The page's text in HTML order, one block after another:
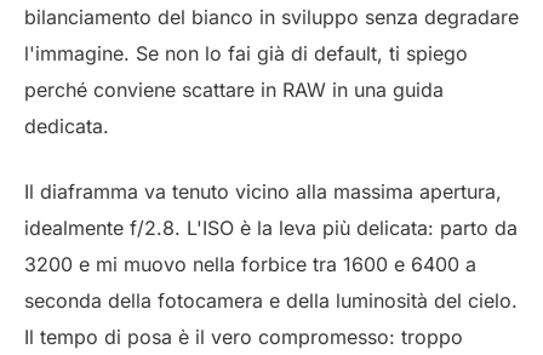
bilanciamento del bianco in sviluppo senza degradare
l'immagine. Se non lo fai già di default, ti spiego
perché conviene scattare in RAW in una guida
dedicata.
Il diaframma va tenuto vicino alla massima apertura,
idealmente f/2.8. L'ISO è la leva più delicata: parto da
3200 e mi muovo nella forbice tra 1600 e 6400 a
seconda della fotocamera e della luminosità del cielo.
Il tempo di posa è il vero compromesso: troppo